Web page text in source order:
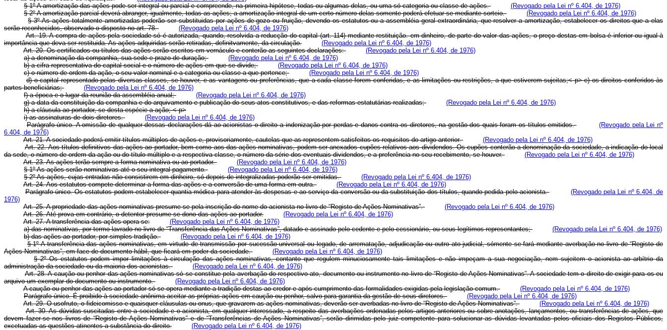
§ 1º A amortização das ações pode ser integral ou parcial e compreende, na primeira hipótese, todas ou algumas delas, ou uma só categoria ou classe de ações.
(Revogado pela Lei nº 6.404, de 1976)
§ 2º A amortização parcial deverá abranger, igualmente, todas as ações; a amortização integral de um certo número delas somente poderá efetuar-se mediante sorteio.
(Revogado pela Lei nº 6.404, de 1976)
§ 3º As ações totalmente amortizadas poderão ser substituidas por ações de gozo ou fruição, devendo os estatutos ou a assembléia geral extraordinária, que resolver a amortização, estabelecer os direitos que a elas
serão reconhecidos, observado o disposto no art. 78.
(Revogado pela Lei nº 6.404, de 1976)
Art. 19. A compra de ações pela sociedade só é autorizada, quando, resolvida a reducção do capital (art. 114) mediante restituição. em dinheiro, de parte do valor das ações, o preço destas em bolsa é inferior ou igual à
importância que deva ser restituida. As ações adquiridas serão retiradas, definitvamente, da circulação.
(Revogado pela Lei nº 6.404, de 1976)
Art. 20. Os certificados ou títulos das ações serão escritos em vernáculo e conterão as seguintes declarações:
(Revogado pela Lei nº 6.404, de 1976)
a) a denominação da companhia, sua sede e prazo de duração;
(Revogado pela Lei nº 6.404, de 1976)
b) a cifra representativa do capital social e o número de ações em que se divide;
(Revogado pela Lei nº 6.404, de 1976)
c) o número de ordem da ação, o seu valor nominal e a categoria ou classe a que pertence;
(Revogado pela Lei nº 6.404, de 1976)
d) o capital representado pelas diversas classes, se houver, e as vantagens ou preferências, que a cada classe forem conferidas, e as limitações ou restrições, a que estiverem sujeitas;< p> e) os direitos conferidos às
partes beneficiárias;
(Revogado pela Lei nº 6.404, de 1976)
f) a época e o lugar da reunião da assembléia anual;
(Revogado pela Lei nº 6.404, de 1976)
g) a data da constituição da companhia e do arquivamento e publicação do seus atos constitutivos, e das reformas estatutárias realizadas;
(Revogado pela Lei nº 6.404, de 1976)
h) a cláusula ao portador, se desta espécie a ação; < p>
i) as assinaturas de dois diretores.
(Revogado pela Lei nº 6.404, de 1976)
Parágrafo único. A omissão de qualquer dessas declarações dá ao acionistas o direito a indenização por perdas e danos contra os diretores, na gestão dos quais foram os títulos emitidos.
(Revogado pela Lei nº
6.404, de 1976)
Art. 21. A sociedade poderá emitir títulos múltiplos de ações e, provisoriamente, cautelas que as representem satisfeitos os requisitos do artigo anterior.
(Revogado pela Lei nº 6.404, de 1976)
Art. 22. Aos títulos definitivos das ações ao portador, bem como aos das ações nominativas, podem ser anexados cupões relativos aos dividendos. Os cupões conterão a denominação da sociedade, a indicação do local
da sede, o número de ordem da ação ou do título múltiplo e a respectiva classe, o número da série dos eventuais dividendos, e a preferência no seu recebimento, se houver.
(Revogado pela Lei nº 6.404, de 1976)
Art. 23. As ações terão sempre a forma nominativa ou ao portador.
(Revogado pela Lei nº 6.404, de 1976)
§ 1º As ações serão nominativas até o seu integral pagamento.
(Revogado pela Lei nº 6.404, de 1976)
§ 2º As ações, cujas entradas não consistirem em dinheiro, só depois de integralizadas poderão ser emitidas.
(Revogado pela Lei nº 6.404, de 1976)
Art. 24. Aos estatutos compete determinar a forma das ações e a conversão de uma forma em outra.
(Revogado pela Lei nº 6.404, de 1976)
Parágrafo único. Os estatutos podem estabelecer quantia módica para atender às despesas e ao serviço da conversão ou da substituição dos títulos, quando pedida pelo acionista.
(Revogado pela Lei nº 6.404, de
1976)
Art. 25. A propriedade das ações nominativas presume-se pela inscrição do nome do acionista no livro de “Registo de Ações Nominativas”.
(Revogado pela Lei nº 6.404, de 1976)
Art. 26. Até prova em contrário, o detentor presume-se dono das ações ao portador.
(Revogado pela Lei nº 6.404, de 1976)
Art. 27. A transferência das ações opera-se:
(Revogado pela Lei nº 6.404, de 1976)
a) das nominativas, por termo lavrado no livro de “Transferência das Ações Nominativas”, datado e assinado pelo cedente e pelo cessionário, ou seus legítimos representantes;
(Revogado pela Lei nº 6.404, de 1976)
b) das ações ao portador, por simples tradição.
(Revogado pela Lei nº 6.404, de 1976)
§ 1º A transferência das ações nominativas, em virtude de transmissão por sucessão universal ou legado, de arrematação, adjudicação ou outro ato judicial, sómente se fará mediante averbação no livro de “Registo de
Ações Nominativas”, em face de documento hábil, que ficará em poder da sociedade.
(Revogado pela Lei nº 6.404, de 1976)
§ 2º Os estatutos podem impor limitações à circulação das ações nominativas, contanto que regulem minuciosamente tais limitações e não impeçam a sua negociação, nem sujeitem o acionista ao arbítrio da
administração da sociedade ou da maioria dos acionistas.
(Revogado pela Lei nº 6.404, de 1976)
Art. 28. A caução ou penhor das ações nominativas só se constitue pela averbação do respectivo ato, documento ou instrumento no livro de “Registo de Ações Nominativas”. A sociedade tem o direito de exigir para os eu
arquivo um exemplar do documento ou instrumento.
(Revogado pela Lei nº 6.404, de 1976)
A caução ou penhor das ações ao portador só se opera mediante a tradição destas ao credor e após cumprimento das formalidades exigidas pela legislação comum.
(Revogado pela Lei nº 6.404, de 1976)
Parágrafo único. É proibido à sociedade anônima aceitar as próprias ações em caução ou penhor, salvo para garantia da gestão de seus diretores.
(Revogado pela Lei nº 6.404, de 1976)
Art. 29. O usofruto, o fideicomisso e quaisquer cláusulas ou onus, que gravarem as ações nominativas, deverão ser averbadas no livro de “Registo de Ações Nominativas”.
(Revogado pela Lei nº 6.404, de 1976)
Art. 30. As dúvidas suscitadas entre a sociedade e o acionista, em qualquer interessado, a respeito das averbações ordenadas pelos artigos anteriores ou sobre anotações, lançamentos, ou transferências de ações, que
devem fazer-se nos livros de “Registo de Ações Nominativas” e de “Transferências de Ações Nominativas”, serão dirimidas pelo juiz competente para solucionar as dúvidas levantadas pelos oficiais dos Registos Públicos,
excetuadas as questões atinentes a substância do direito.
(Revogado pela Lei nº 6.404, de 1976)